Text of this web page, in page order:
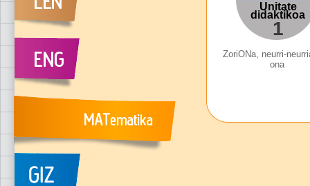
Unitate
didaktikoa
1
ZoriONa, neurri-
ona